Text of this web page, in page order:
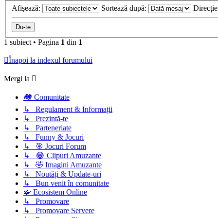
Afişează: Sortează după:
1 subiect • Pagina 1 din 1
Înapoi la indexul forumului
Mergi la
🏘️ Comunitate
↳ Regulament & Informații
↳ Prezintă-te
↳ Parteneriate
↳ Funny & Jocuri
↳ 🎯 Jocuri Forum
↳ 😂 Clipuri Amuzante
↳ 🤣 Imagini Amuzante
↳ Noutăți & Update-uri
↳ Bun venit în comunitate
🧩 Ecosistem Online
↳ Promovare
↳ Promovare Servere